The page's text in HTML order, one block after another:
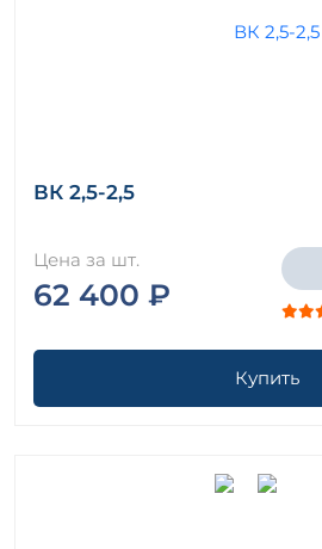
ВК 2,5-2,5
Цена за шт.
62 400 ₽
Купить